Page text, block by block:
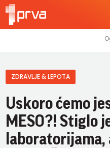
ZDRAVLJE & LEPOTA
Uskoro ćemo
MESO?! Stiglo